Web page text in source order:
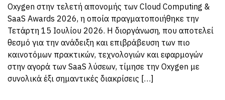
Oxygen στην τελετή απονομής των Cloud Computing &
SaaS Awards 2026, η οποία πραγματοποιήθηκε την
Τετάρτη 15 Ιουλίου 2026. Η διοργάνωση, που αποτελεί
θεσμό για την ανάδειξη και επιβράβευση των πιο
καινοτόμων πρακτικών, τεχνολογιών και εφαρμογών
στην αγορά των SaaS λύσεων, τίμησε την Oxygen με
συνολικά έξι σημαντικές διακρίσεις […]